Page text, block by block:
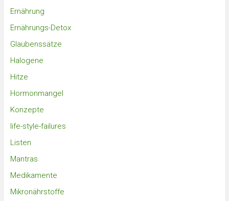
Ernährung
Ernährungs-Detox
Glaubenssätze
Halogene
Hitze
Hormonmangel
Konzepte
life-style-failures
Listen
Mantras
Medikamente
Mikronährstoffe